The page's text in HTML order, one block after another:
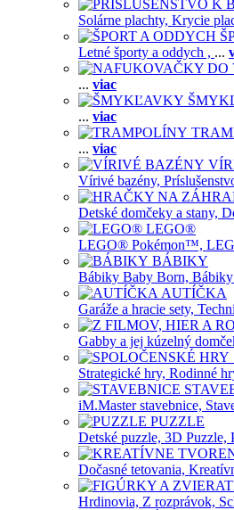
Solárne plachty, Krycie
Letné športy a oddych , ...
... viac
... viac
... viac
Vírivé bazény,
Detské domčeky a stany,
LEGO®
LEGO® Pokémon™,
BÁBIKY
Bábiky Baby Born,
AUTÍČKA
Garáže a hracie sety,
Gabby a jej kúzelný
Strategické hry, Rodinné
iM.Master stavebnice,
PUZZLE
Detské puzzle, 3D Puzzle,
Dočasné tetovania,
Hrdinovia, Z rozprávok,